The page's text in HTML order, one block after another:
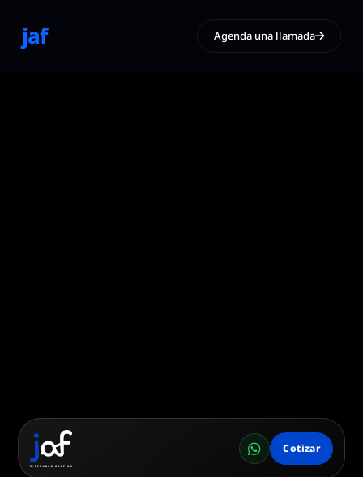
Cotizar
jaf Agenda una llamada